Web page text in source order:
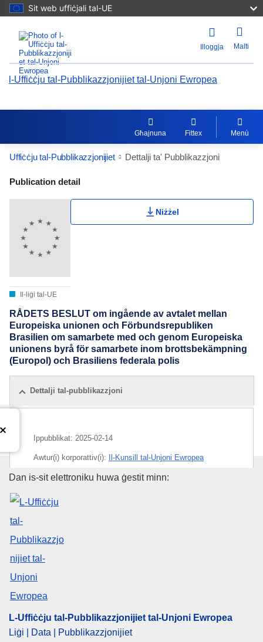
Sit web uffiċjali tal-UE
Illoggja Malti
l-Uffiċċju tal-Pubblikazzjonijiet tal-Unjoni Ewropea
Għajnuna Fittex Menù
Uffiċċju tal-Pubblikazzjonijiet Dettalji ta' Pubblikazzjoni
Publication Detail Actions Portlet
Publication detail
Il-liġi tal-UE
Niżżel
RÅDETS BESLUT om ingående av avtalet mellan
Europeiska unionen och Förbundsrepubliken
Brasilien om samarbete med och genom Europeiska
unionens byrå för samarbete inom brottsbekämpning
(Europol) och Brasiliens federala polis
Dettalji tal-pubblikazzjoni
Ippubblikat: 2025-02-14
Awtur(i) korporattiv(i): Il-Kunsill tal-Unjoni Ewropea
IMMC : ST 5617 2025 INIT
L-Uffiċċju tal-Pubblikazzjonijiet
Dan is-sit elettroniku huwa ġestit minn:
L-Uffiċċju tal-Pubblikazzjonijiet tal-Unjoni Ewropea
Liġi | Data | Pubblikazzjonijiet